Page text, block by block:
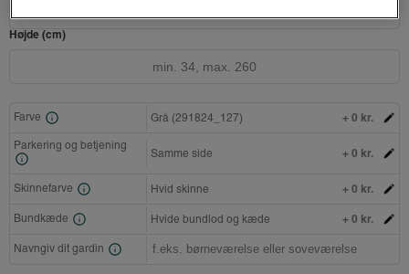
Højde (cm)
Farve Grå (291824_127) + 0 kr.
Parkering og betjening
Samme side + 0 kr.
Skinnefarve Hvid skinne + 0 kr.
Bundkæde Hvide bundlod og kæde + 0 kr.
Navngiv dit gardin